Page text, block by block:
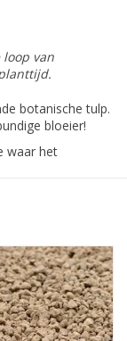
loop van
botanische tulp.
bloeier!
waar het